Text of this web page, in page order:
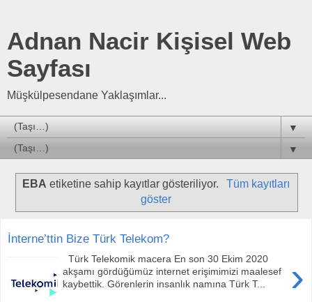
Adnan Nacir Kişisel Web
Sayfası
Müşkülpesendane Yaklaşımlar...
▼
▼
EBA etiketine sahip kayıtlar gösteriliyor.
Tüm kayıtları
göster
İnterne’ttin Bize Türk Telekom?
›
Türk Telekomik macera En son 30 Ekim 2020
akşamı gördüğümüz internet erişimimizi maalesef
kaybettik. Görenlerin insanlık namına Türk T...